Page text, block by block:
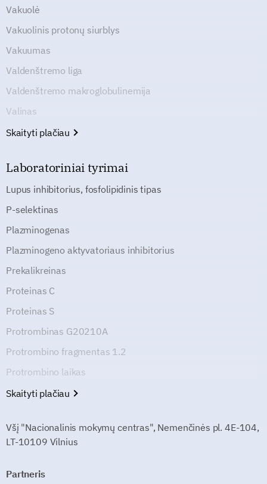
Vakuolė
Vakuolinis protonų siurblys
Vakuumas
Valdenštremo liga
Valdenštremo makroglobulinemija
Valinas
Skaityti plačiau
Laboratoriniai tyrimai
Lupus inhibitorius, fosfolipidinis tipas
P-selektinas
Plazminogenas
Plazminogeno aktyvatoriaus inhibitorius
Prekalikreinas
Proteinas C
Proteinas S
Protrombinas G20210A
Protrombino fragmentas 1.2
Protrombino laikas
Skaityti plačiau
Všį "Nacionalinis mokymų centras", Nemenčinės pl. 4E-104,
LT-10109 Vilnius
Partneris